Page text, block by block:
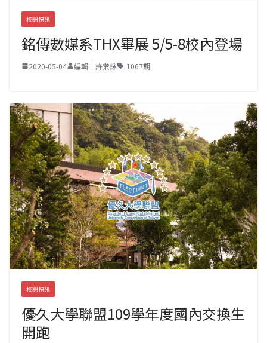
校園快訊
銘傳數媒系THX畢展 5/5-8校內登場
2020-05-04 編輯｜許棠詠 1067期
校園快訊
優久大學聯盟109學年度國內交換生
開跑